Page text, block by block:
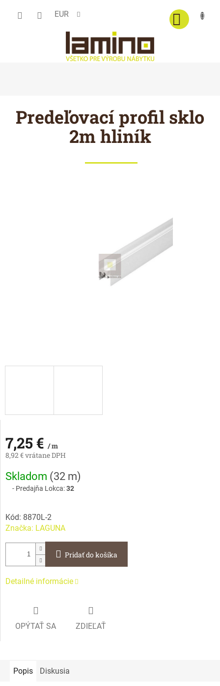
EUR
Predeľovací profil sklo
2m hliník
7,25 € / m
8,92 € vrátane DPH
Jednotková
cena:
Skladom (32 m)
Predajňa Lokca:32
Kód: 8870L-2
Značka: LAGUNA
Pridať do košíka
Detailné informácie
OPÝTAŤ SA ZDIEĽAŤ
Popis Diskusia